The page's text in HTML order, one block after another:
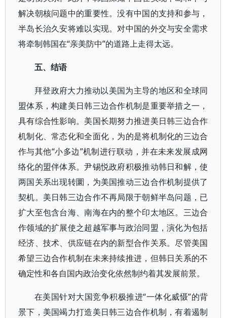
解决朝核问题中的重要性。没有中国的支持和参与，
半岛长治久安将难以实现。对中国的外交与安全需求
将牵制韩国在“亲美防中”的道路上走得太远。
五、结语
拜登政府大力推动以美国为主导的地区和全球同
盟体系，构建美日韩三边合作机制是重要举措之一，
具有综合性影响。美国长期努力推进美日韩三边合作
机制化、常态化和全面化，为的是将机制化的三边合
作与其他“小多边”机制进行联动，并在未来发展成网
络化的盟伴体系。尹锡悦政府积极推动韩日和解，使
两国关系出现转圜，为美国推动三边合作机制提供了
契机。美日韩三边合作不再局限于朝鲜半岛问题，已
扩大至包含台海、南海在内的整个印太地区。三边合
作领域的扩展使之超越军事与政治同盟，演化为包括
经济、技术、供应链在内的新型合作关系。尽管美国
希望三边合作机制在未来持续推进，但韩日关系的不
确定性和各自国内政治变化依然制约着其发展前景。
在美国针对大国竞争积极推进“一体化威慑”的背
景下，美国竭力打造美日韩三边合作机制，有着遏制